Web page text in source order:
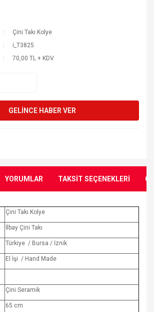
Çini Takı Kolye
i_T3825
70,00 TL + KDV
GELİNCE HABER VER
YORUMLAR TAKSİT SEÇENEKLERİ
Çini Takı Kolye
İlbay Çini Takı
Türkiye / Bursa / İznik
El İşi / Hand Made
Çini Seramik
65 cm